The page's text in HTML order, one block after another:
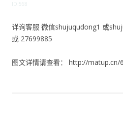
ID:568
详询客服 微信shujuqudong1 或
或 27699885
图文详情请查看： http://matup.cn/